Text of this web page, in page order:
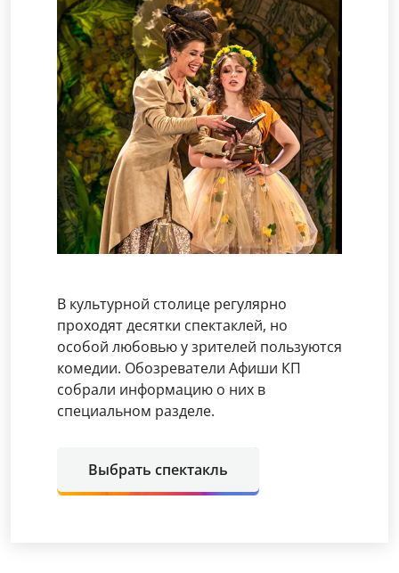
В культурной столице регулярно
проходят десятки спектаклей, но
особой любовью у зрителей пользуются
комедии. Обозреватели Афиши КП
собрали информацию о них в
специальном разделе.
Выбрать спектакль